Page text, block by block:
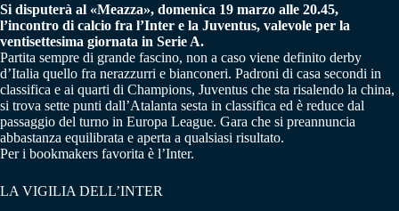
Si disputerà al «Meazza», domenica 19 marzo alle 20.45,
l’incontro di calcio fra l’Inter e la Juventus, valevole per la
ventisettesima giornata in Serie A.
Partita sempre di grande fascino, non a caso viene definito derby
d’Italia quello fra nerazzurri e bianconeri. Padroni di casa secondi in
classifica e ai quarti di Champions, Juventus che sta risalendo la china,
si trova sette punti dall’Atalanta sesta in classifica ed è reduce dal
passaggio del turno in Europa League. Gara che si preannuncia
abbastanza equilibrata e aperta a qualsiasi risultato.
Per i bookmakers favorita è l’Inter.
LA VIGILIA DELL’INTER